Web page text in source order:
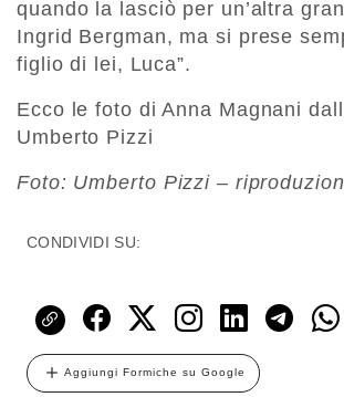
quando la lasciò per un’altra
Ingrid Bergman, ma si prese
figlio di lei, Luca”.
Ecco le foto di Anna Magnani
Umberto Pizzi
Foto: Umberto Pizzi –
CONDIVIDI SU:
Aggiungi Formiche su Google